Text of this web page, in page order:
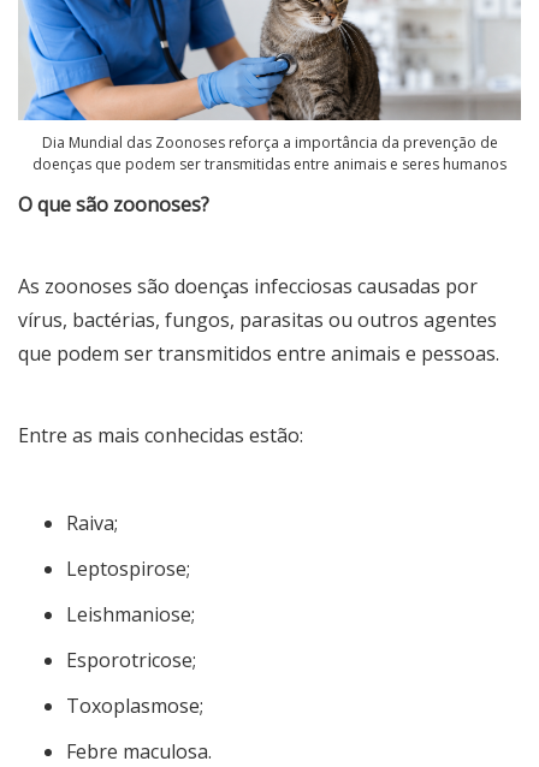
Dia Mundial das Zoonoses reforça a importância da prevenção de
doenças que podem ser transmitidas entre animais e seres humanos
O que são zoonoses?
As zoonoses são doenças infecciosas causadas por
vírus, bactérias, fungos, parasitas ou outros agentes
que podem ser transmitidos entre animais e pessoas.
Entre as mais conhecidas estão:
Raiva;
Leptospirose;
Leishmaniose;
Esporotricose;
Toxoplasmose;
Febre maculosa.